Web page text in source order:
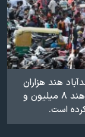
هند هزاران
نفر به یک بازار محلی مراجعه کرده اند. هند ۸ میلیون و
است.